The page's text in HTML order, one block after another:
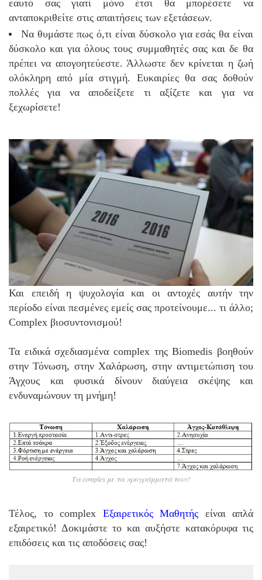
εαυτό σας γιατί μόνο έτσι θα μπορέσετε να
ανταποκριθείτε στις απαιτήσεις των εξετάσεων.
Να θυμάστε πως ό,τι είναι δύσκολο για εσάς θα είναι
δύσκολο και για όλους τους συμμαθητές σας και δε θα
πρέπει να απογοητεύεστε. Άλλωστε δεν κρίνεται η ζωή
ολόκληρη από μία στιγμή. Ευκαιρίες θα σας δοθούν
πολλές για να αποδείξετε τι αξίζετε και για να
ξεχωρίσετε!
Και επειδή η ψυχολογία και οι αντοχές αυτήν την
περίοδο είναι πεσμένες εμείς σας προτείνουμε... τι άλλο;
Complex βιοσυντονισμού!
Τα ειδικά σχεδιασμένα complex της Biomedis βοηθούν
στην Τόνωση, στην Χαλάρωση, στην αντιμετώπιση του
Άγχους και φυσικά δίνουν διαύγεια σκέψης και
ενδυναμώνουν τη μνήμη!
Τα complex με τα προγράμματά τους!
Τέλος, το complex Εξαιρετικός Μαθητής είναι απλά
εξαιρετικό! Δοκιμάστε το και αυξήστε κατακόρυφα τις
επιδόσεις και τις αποδόσεις σας!